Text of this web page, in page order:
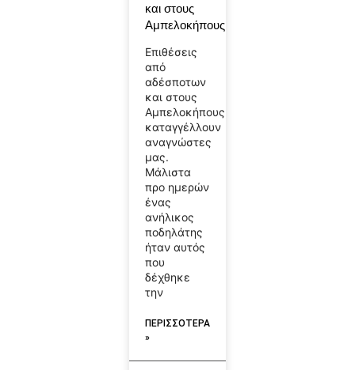
και στους
Αμπελοκήπους..
Επιθέσεις
από
αδέσποτων
και στους
Αμπελοκήπους,
καταγγέλλουν
αναγνώστες
μας.
Μάλιστα
προ ημερών
ένας
ανήλικος
ποδηλάτης
ήταν αυτός
που
δέχθηκε
την
ΠΕΡΙΣΣΟΤΕΡΑ
»